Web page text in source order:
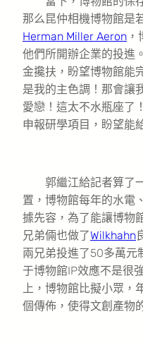
那么昆仲相機博物館是
Herman Miller Aeron
他們所開辦企業的投進
金攙扶，盼望博物館能
是我的主色調！那會讓
愛戀！這太不水瓶座了
申報研學項目，盼望能
郭繼江給記者算了一
置，博物館每年的水電
據先容，為了能讓博物
兄弟倆也做了Wilkhahn
兩兄弟投進了50多萬元
于博物館IP效應不是很
上，博物館比擬小眾，
個傳佈，使得文創產物